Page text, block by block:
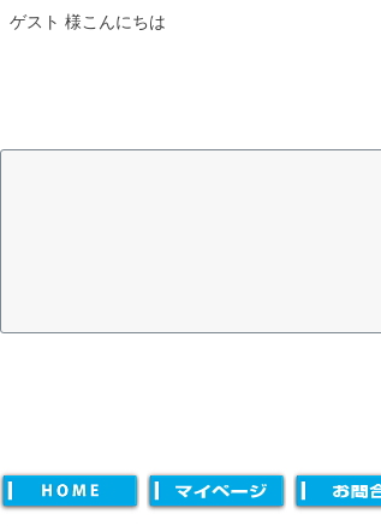
ゲスト 様こんにちは
並び順
新着順
登録順 価格が安い順 価